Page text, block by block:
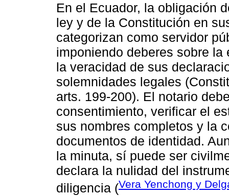
En el Ecuador, la obligación
ley y de la Constitución en
categorizan como servidor
imponiendo deberes sobre
la veracidad de sus
solemnidades legales
arts. 199-200). El notario
consentimiento, verificar el
sus nombres completos y la
documentos de identidad.
la minuta, sí puede ser
declara la nulidad del
diligencia (Vera Yenchong y